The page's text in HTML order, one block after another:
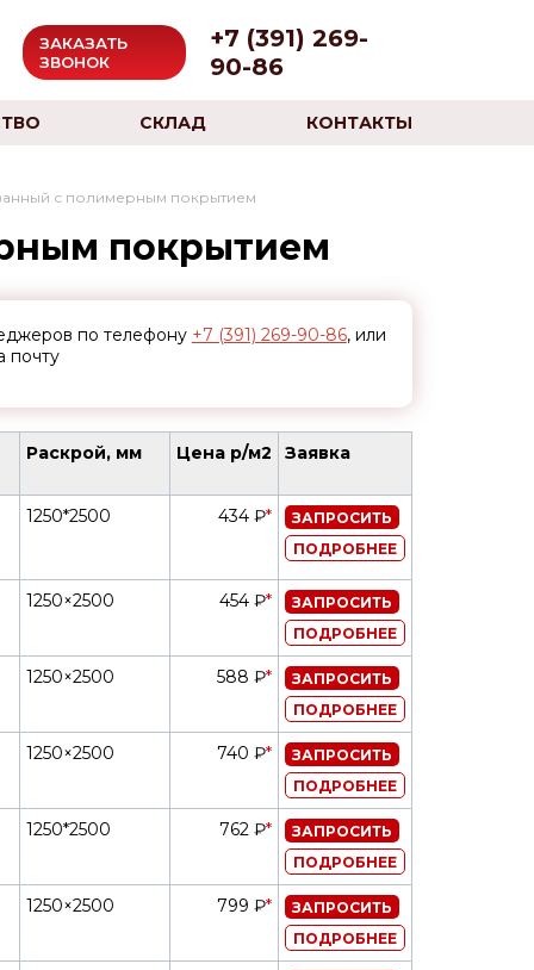
ЗАКАЗАТЬ
ЗВОНОК
+7 (391) 269-
90-86
СКЛАД КОНТАКТЫ
с полимерным покрытием
покрытием
по телефону +7 (391) 269-90-86, или
почту
Раскрой, мм Цена р/м2 Заявка
1250*2500 434 ₽*
ЗАПРОСИТЬ
ПОДРОБНЕЕ
1250×2500 454 ₽*
ЗАПРОСИТЬ
ПОДРОБНЕЕ
1250×2500 588 ₽*
ЗАПРОСИТЬ
ПОДРОБНЕЕ
1250×2500 740 ₽*
ЗАПРОСИТЬ
ПОДРОБНЕЕ
1250*2500 762 ₽*
ЗАПРОСИТЬ
ПОДРОБНЕЕ
1250×2500 799 ₽*
ЗАПРОСИТЬ
ПОДРОБНЕЕ